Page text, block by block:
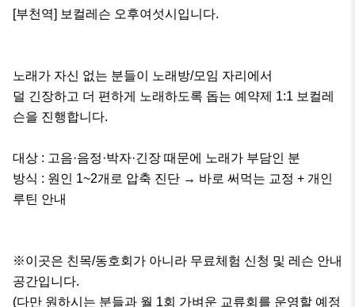
[부천역] 보컬레슨 오후여섯시입니다.
노래가 자신 없는 분들이 노래방/모임 자리에서
덜 긴장하고 더 편하게 노래하도록 돕는 예약제 1:1 보컬레
슨을 진행합니다.
대상 : 고음·음정·박자·긴장 때문에 노래가 부담인 분
방식 : 원인 1~2개로 압축 진단 → 바로 써먹는 교정 + 개인
루틴 안내
※이곳은 친목/동호회가 아니라 무료체험 신청 및 레슨 안내
공간입니다.
(다만 원하시는 분들과 월 1회 가벼운 교류회를 운영할 예정